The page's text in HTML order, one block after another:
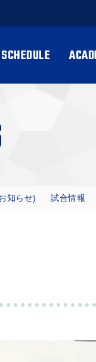
SCHEDULE
知らせ) 試合情報